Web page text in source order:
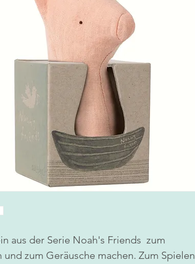
aus der Serie Noah's Friends zum
und zum Geräusche machen. Zum Spielen